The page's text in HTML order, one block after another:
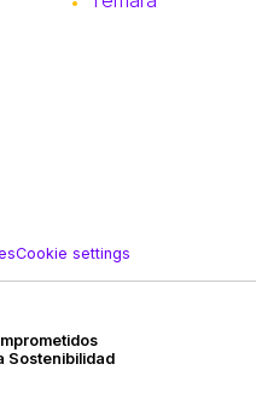
Cookie settings
Sostenibilidad